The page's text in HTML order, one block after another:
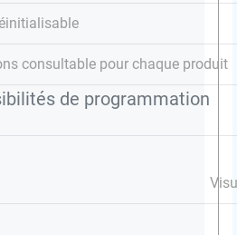
de programmation
consultable pour chaque produit